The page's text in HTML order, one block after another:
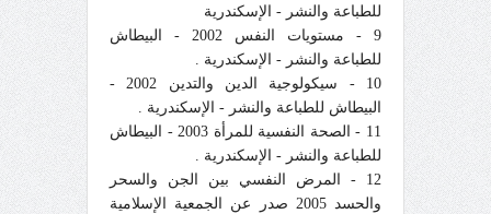
للطباعة والنشر - الإسكندرية
9 - مستويات النفس 2002 - البيطاش
للطباعة والنشر - الإسكندرية .
10 - سيكولوجية الدين والتدين 2002 -
البيطاش للطباعة والنشر - الإسكندرية .
11 - الصحة النفسية للمرأة 2003 - البيطاش
للطباعة والنشر - الإسكندرية .
12 - المرض النفسي بين الجن والسحر
والحسد 2005 صدر عن الجمعية الإسلامية